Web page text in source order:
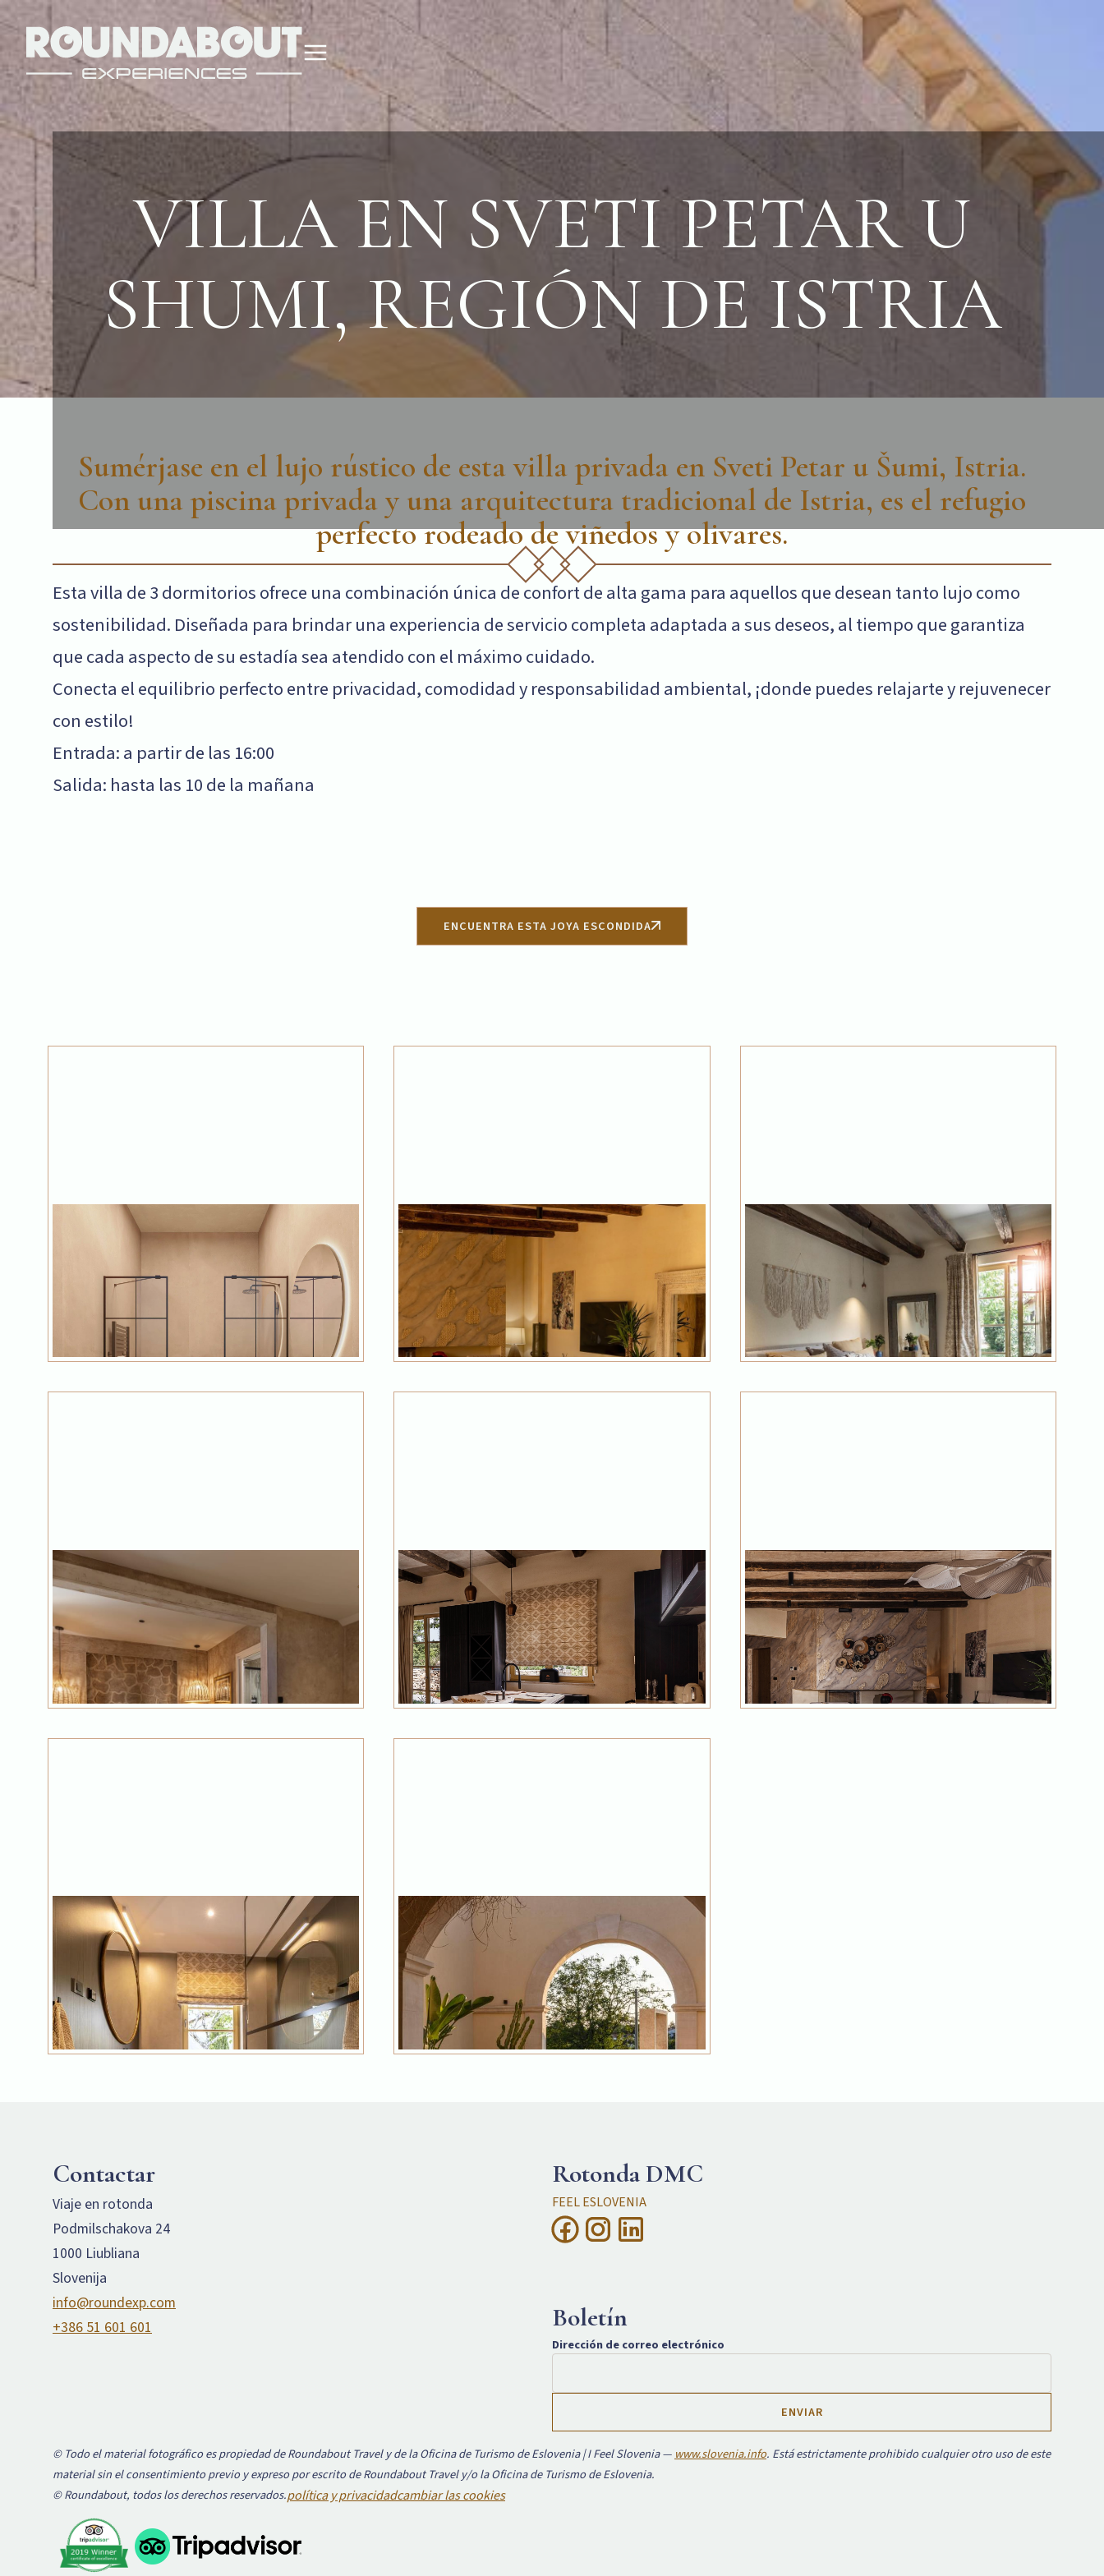
VILLA EN SVETI PETAR U
SHUMI, REGIÓN DE ISTRIA
Sumérjase en el lujo rústico de esta villa privada en Sveti Petar u Šumi, Istria.
Con una piscina privada y una arquitectura tradicional de Istria, es el refugio
perfecto rodeado de viñedos y olivares.
Esta villa de 3 dormitorios ofrece una combinación única de confort de alta gama para aquellos que desean tanto lujo como
sostenibilidad. Diseñada para brindar una experiencia de servicio completa adaptada a sus deseos, al tiempo que garantiza
que cada aspecto de su estadía sea atendido con el máximo cuidado.
Conecta el equilibrio perfecto entre privacidad, comodidad y responsabilidad ambiental, ¡donde puedes relajarte y rejuvenecer
con estilo!
Entrada: a partir de las 16:00
Salida: hasta las 10 de la mañana
ENCUENTRA ESTA JOYA ESCONDIDA
Contactar
Viaje en rotonda
Podmilschakova 24
1000 Liubliana
Slovenija
info@roundexp.com
+386 51 601 601
Rotonda DMC
FEEL ESLOVENIA
Boletín
Dirección de correo electrónico
© Todo el material fotográfico es propiedad de Roundabout Travel y de la Oficina de Turismo de Eslovenia | I Feel Slovenia — www.slovenia.info. Está estrictamente prohibido cualquier otro uso de este
material sin el consentimiento previo y expreso por escrito de Roundabout Travel y/o la Oficina de Turismo de Eslovenia.
© Roundabout, todos los derechos reservados.política y privacidadcambiar las cookies